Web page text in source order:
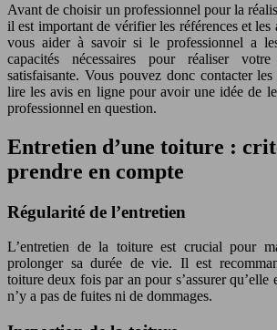
Avant de choisir un professionnel pour la
il est important de vérifier les références et les
vous aider à savoir si le professionnel a
capacités nécessaires pour réaliser
satisfaisante. Vous pouvez donc contacter
lire les avis en ligne pour avoir une idée de
professionnel en question.
Entretien d’une toiture :
prendre en compte
Régularité de l’entretien
L’entretien de la toiture est crucial pour
prolonger sa durée de vie. Il est
toiture deux fois par an pour s’assurer qu’elle
n’y a pas de fuites ni de dommages.